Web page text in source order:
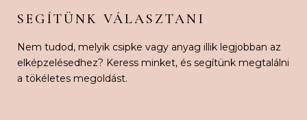
SEGÍTÜNK VÁLASZTANI
Nem tudod, melyik csipke vagy anyag illik legjobban az
elképzelésedhez? Keress minket, és segítünk megtalálni
a tökéletes megoldást.